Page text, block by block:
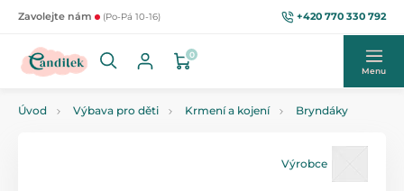
Zavolejte nám (Po-Pá 10-16) +420 770 330 792
0
Menu
Úvod Výbava pro děti Krmení a kojení Bryndáky
Výrobce